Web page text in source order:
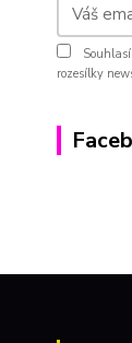
rozesílky